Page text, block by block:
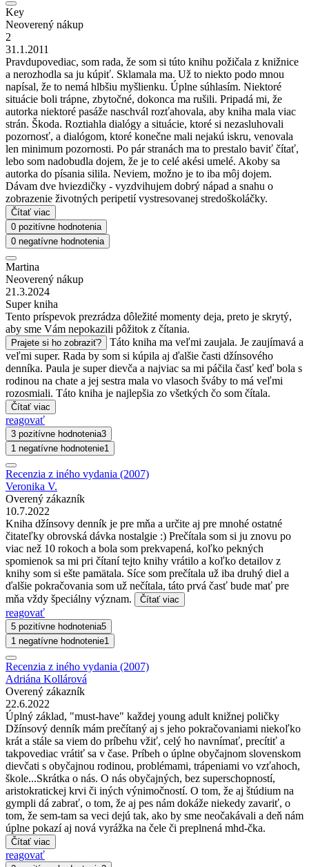
Key
Neoverený nákup
2
31.1.2011
Pravdupovediac, som rada, že som si túto knihu požičala z knižnice
a nerozhodla sa ju kúpiť. Sklamala ma. Už to niekto podo mnou
napísal, že to nemá hlbšiu myšlienku. Úplne súhlasím. Niektoré
situácie boli trápne, zbytočné, dokonca ma rušili. Pripadá mi, že
autorka niektoré pasáže naschvál rozťahovala, aby kniha mala viac
strán. Škoda. Roztiahla dialógy a situácie, ktoré si nezasluhovali
pozornosť, a dialógom, ktoré konečne mali nejakú iskru, venovala
len minimum pozornosti. Po pár stranách ma to prestalo baviť čítať,
lebo som nadobudla dojem, že je to celé akési umelé. Akoby sa
autorka do písania silila. Neviem, možno je to iba môj dojem.
Dávam dve hviezdičky - vyzdvihujem dobrý nápad a snahu o
zobrazenie životných peripetií vystresovanej stredoškoláčky.
Čítať viac
0 pozitívne hodnotenia
0 negatívne hodnotenia
Martina
Neoverený nákup
21.3.2024
Super kniha
Tento príspevok prezrádza dôležité momenty deja, preto je skrytý,
aby sme Vám nepokazili pôžitok z čítania.
Prajete si ho zobraziť?
Táto kniha ma veľmi zaujala. Je zaujímavá a
veľmi super. Rada by som si kúpila aj ďalšie časti džínsového
denníka. Paula je super dievča a najviac sa mi páčila časť keď bola s
rodinou na chate a jej sestra mala vo vlasoch šváby to má veľmi
rozosmiali. Táto kniha je najlepšia zo všetkých čo som čítala.
Čítať viac
reagovať
3 pozitívne hodnotenia3
1 negatívne hodnotenie1
Recenzia z iného vydania (2007)
Veronika V.
Overený zákazník
10.7.2022
Kniha džínsovy denník je pre mňa a určite aj pre mnohé ostatné
čitateľky obrovská dávka nostalgie :) Prečítala som si ju znovu po
viac než 10 rokoch a bola som prekvapená, koľko pekných
spomienok sa mi pri čítaní tejto knihy vrátilo a koľko detailov z
knihy som si ešte pamätala. Síce som prečítala už iba druhý diel a
ďalšie pokračovania som už nečítala, táto prvá časť bude mať pre
mňa vždy špeciálny význam.
Čítať viac
reagovať
5 pozitívne hodnotenia5
1 negatívne hodnotenie1
Recenzia z iného vydania (2007)
Adriána Kollárová
Overený zákazník
22.6.2022
Úplný základ, "must-have" každej young adult knižnej poličky
Džínsový denník mám prečítaný aj s jeho pokračovaniami niekoľko
krát a stále sa viem do príbehu vžiť, celý ho navnímať, precítiť a
takpovediac vrátiť sa v čase. Príbeh o úplne obyčajnom slovenskom
dievčati s obyčajnou rodinou, problémami, trápeniami vo vzťahoch,
škole...Skrátka o nás. O nás obyčajných, bez superschopností,
aristokratickej krvi či iných výnimočností. O tom, že aj štúdium na
gympli dá zabrať, o tom, že aj pes nám dokáže niekedy zavariť, o
tom, že sem-tam sa veci dejú tak, ako by sme neočakávali a deň nám
úplne pokazí aj nová vyrážka na čele či preplnená mhd-čka.
Čítať viac
reagovať